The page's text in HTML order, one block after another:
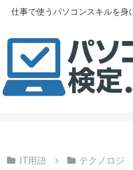
仕事で使うパソコンスキルを身
IT用語 テクノロジ